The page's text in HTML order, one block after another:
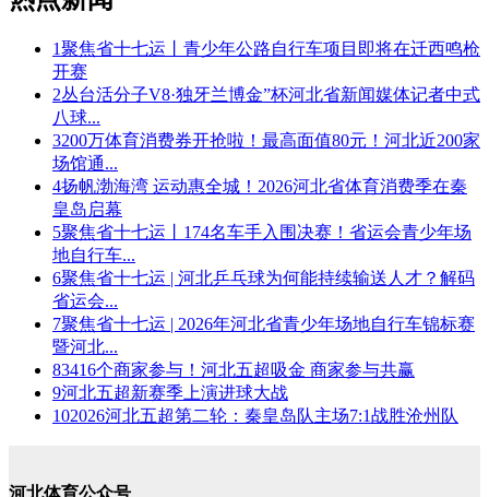
1聚焦省十七运丨青少年公路自行车项目即将在迁西鸣枪
开赛
2丛台活分子V8·独牙兰博金”杯河北省新闻媒体记者中式
八球...
3200万体育消费券开抢啦！最高面值80元！河北近200家
场馆通...
4扬帆渤海湾 运动惠全城！2026河北省体育消费季在秦
皇岛启幕
5聚焦省十七运丨174名车手入围决赛！省运会青少年场
地自行车...
6聚焦省十七运 | 河北乒乓球为何能持续输送人才？解码
省运会...
7聚焦省十七运 | 2026年河北省青少年场地自行车锦标赛
暨河北...
83416个商家参与！河北五超吸金 商家参与共赢
9河北五超新赛季上演进球大战
102026河北五超第二轮：秦皇岛队主场7:1战胜沧州队